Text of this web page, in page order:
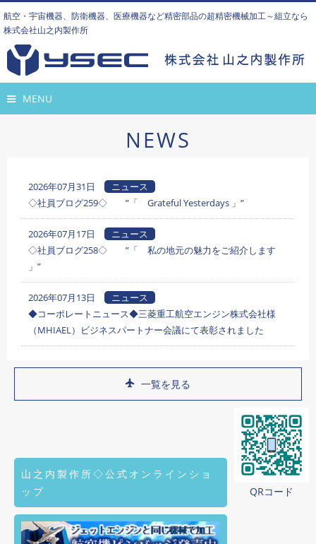
航空・宇宙機器、防衛機器、医療機器など精密部品の超精密機械加工～組立なら
株式会社山之内製作所
MENU
NEWS
2026年07月31日
ニュース
◇社員ブログ259◇ ”「 Grateful Yesterdays 」”
2026年07月17日
ニュース
◇社員ブログ258◇ ”「 私の地元の魅力をご紹介します
」”
2026年07月13日
ニュース
◆コーポレートニュース◆三菱重工航空エンジン株式会社様
（MHIAEL）ビジネスパートナー会議にて表彰されました
一覧を見る
山之内製作所◇公式オンラインショ
ップ
QRコード